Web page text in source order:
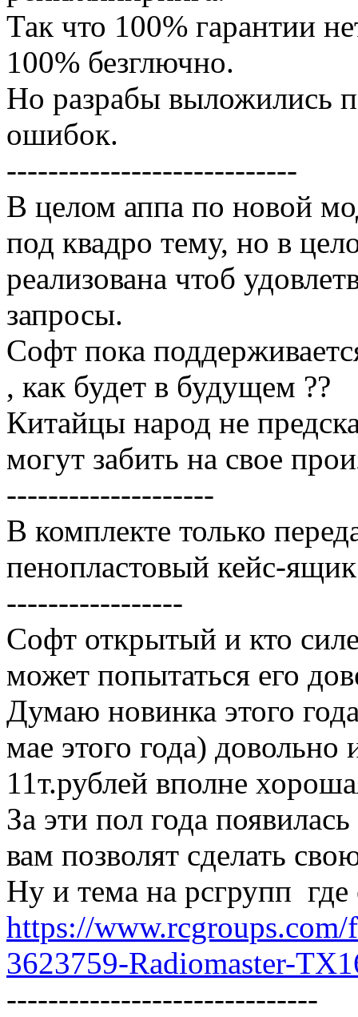
Так что 100% гарантии
100% безглючно.
Но разрабы выложились
ошибок.
----------------------------
В целом аппа по новой
под квадро тему, но в
реализована чтоб
запросы.
Софт пока
, как будет в будущем ??
Китайцы народ не
могут забить на свое
--------------------
В комплекте только
пенопластовый кейс-
-----------------
Софт открытый и кто
может попытаться его
Думаю новинка этого
мае этого года)
11т.рублей вполне
За эти пол года
вам позволят сделать
Ну и тема на рсгрупп
https://www.rcgroups.com/
3623759-Radiomaster-
------------------------------